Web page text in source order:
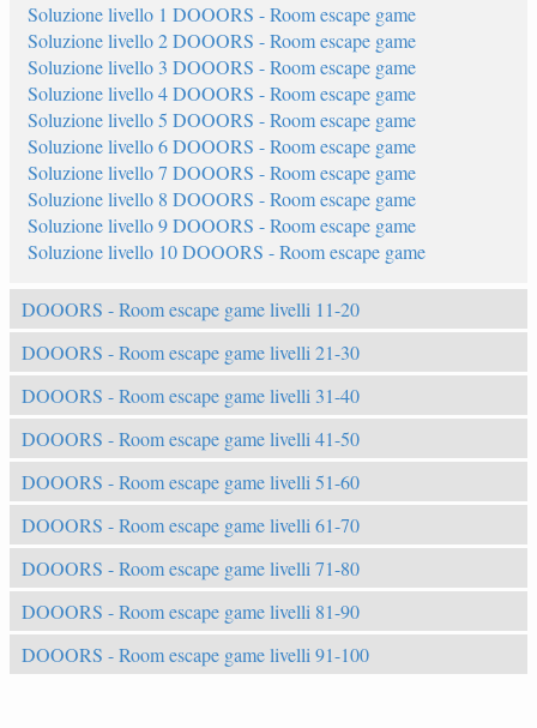
Soluzione livello 1 DOOORS - Room escape game
Soluzione livello 2 DOOORS - Room escape game
Soluzione livello 3 DOOORS - Room escape game
Soluzione livello 4 DOOORS - Room escape game
Soluzione livello 5 DOOORS - Room escape game
Soluzione livello 6 DOOORS - Room escape game
Soluzione livello 7 DOOORS - Room escape game
Soluzione livello 8 DOOORS - Room escape game
Soluzione livello 9 DOOORS - Room escape game
Soluzione livello 10 DOOORS - Room escape game
DOOORS - Room escape game livelli 11-20
DOOORS - Room escape game livelli 21-30
DOOORS - Room escape game livelli 31-40
DOOORS - Room escape game livelli 41-50
DOOORS - Room escape game livelli 51-60
DOOORS - Room escape game livelli 61-70
DOOORS - Room escape game livelli 71-80
DOOORS - Room escape game livelli 81-90
DOOORS - Room escape game livelli 91-100